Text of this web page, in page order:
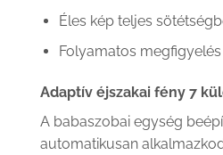
Éles kép teljes
Folyamatos megfigyelés
Adaptív éjszakai fény 7
A babaszobai egység
automatikusan